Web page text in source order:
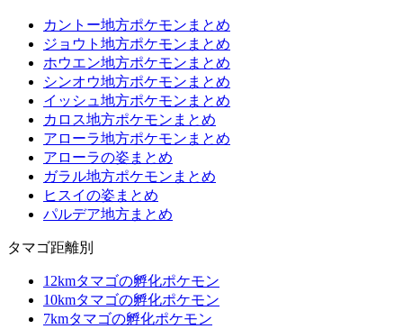
カントー地方ポケモンまとめ
ジョウト地方ポケモンまとめ
ホウエン地方ポケモンまとめ
シンオウ地方ポケモンまとめ
イッシュ地方ポケモンまとめ
カロス地方ポケモンまとめ
アローラ地方ポケモンまとめ
アローラの姿まとめ
ガラル地方ポケモンまとめ
ヒスイの姿まとめ
パルデア地方まとめ
タマゴ距離別
12kmタマゴの孵化ポケモン
10kmタマゴの孵化ポケモン
7kmタマゴの孵化ポケモン